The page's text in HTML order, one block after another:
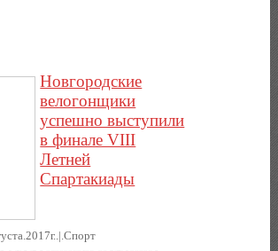
Новгородские
велогонщики
успешно выступили
в финале VIII
Летней
Спартакиады